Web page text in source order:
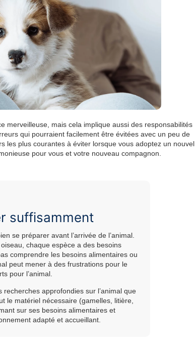
merveilleuse, mais cela implique aussi des responsabilités
qui pourraient facilement être évitées avec un peu de
les plus courantes à éviter lorsque vous adoptez un nouvel
pour vous et votre nouveau compagnon.
suffisamment
se préparer avant l’arrivée de l’animal.
chaque espèce a des besoins
comprendre les besoins alimentaires ou
peut mener à des frustrations pour le
pour l’animal.
approfondies sur l’animal que
le matériel nécessaire (gamelles, litière,
sur ses besoins alimentaires et
adapté et accueillant.